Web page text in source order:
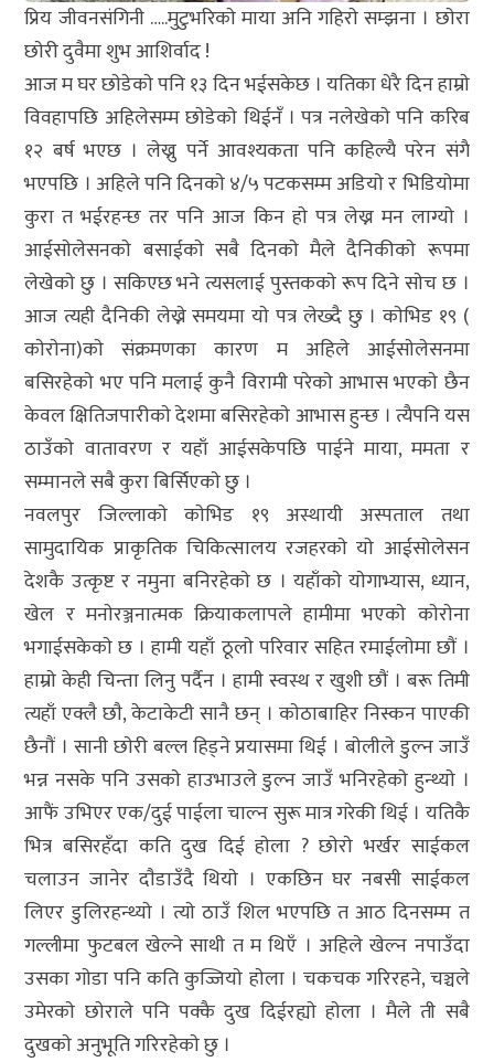
प्रिय जीवनसंगिनी …..मुटुभरिकाे माया अनि गहिराे सम्झना । छाेरा
छाेरी दुवैमा शुभ आशिर्वाद !
आज म घर छाेडेकाे पनि १३ दिन भईसकेछ । यतिका धेरै दिन हाम्राे
विवहापछि अहिलेसम्म छाेडेकाे थिईनँ । पत्र नलेखेकाे पनि करिब
१२ बर्ष भएछ । लेख्नु पर्ने आवश्यकता पनि कहिल्यै परेन संगै
भएपछि । अहिले पनि दिनकाे ४/५ पटकसम्म अडियाे र भिडियाेमा
कुरा त भईरहन्छ तर पनि आज किन हाे पत्र लेख्न मन लाग्याे ।
आईसाेलेसनकाे बसाईकाे सबै दिनकाे मैले दैनिकीकाे रूपमा
लेखेकाे छु । सकिएछ भने त्यसलाई पुस्तककाे रूप दिने साेच छ ।
आज त्यही दैनिकी लेख्ने समयमा याे पत्र लेख्दै छु । काेभिड १९ (
काेराेना)काे संक्रमणका कारण म अहिले आईसाेलेसनमा
बसिरहेकाे भए पनि मलाई कुनै विरामी परेकाे आभास भएकाे छैन
केवल क्षितिजपारीकाे देशमा बसिरहेकाे आभास हुन्छ । त्यैपनि यस
ठाउँकाे वातावरण र यहाँ आईसकेपछि पाईने माया, ममता र
सम्मानले सबै कुरा बिर्सिएकाे छु ।
नवलपुर जिल्लाकाे काेभिड १९ अस्थायी अस्पताल तथा
सामुदायिक प्राकृतिक चिकित्सालय रजहरकाे याे आईसाेलेसन
देशकै उत्कृष्ट र नमुना बनिरहेकाे छ । यहाँकाे याेगाभ्यास, ध्यान,
खेल र मनाेरञ्जनात्मक क्रियाकलापले हामीमा भएकाे काेराेना
भगाईसकेकाे छ । हामी यहाँ ठूलाे परिवार सहित रमाईलाेमा छाैं ।
हाम्राे केही चिन्ता लिनु पर्दैन । हामी स्वस्थ र खुशी छाैं । बरू तिमी
त्यहाँ एक्लै छाै, केटाकेटी सानै छन् । काेठाबाहिर निस्कन पाएकी
छैनाैं । सानी छाेरी बल्ल हिड्ने प्रयासमा थिई । बाेलीले डुल्न जाउँ
भन्न नसके पनि उसकाे हाउभाउले डुल्न जाउँ भनिरहेकाे हुन्थ्याे ।
आफैं उभिएर एक/दुई पाईला चाल्न सुरू मात्र गरेकी थिई । यतिकै
भित्र बसिरहँदा कति दुख दिई हाेला ? छाेराे भर्खर साईकल
चलाउन जानेर दाैडाउँदै थियाे । एकछिन घर नबसी साईकल
लिएर डुलिरहन्थ्याे । त्याे ठाउँ शिल भएपछि त आठ दिनसम्म त
गल्लीमा फुटबल खेल्ने साथी त म थिएँ । अहिले खेल्न नपाउँदा
उसका गाेडा पनि कति कुज्जियाे हाेला । चकचक गरिरहने, चञ्चले
उमेरकाे छाेराले पनि पक्कै दुख दिईरह्याे हाेला । मैले ती सबै
दुखकाे अनुभूति गरिरहेकाे छु ।